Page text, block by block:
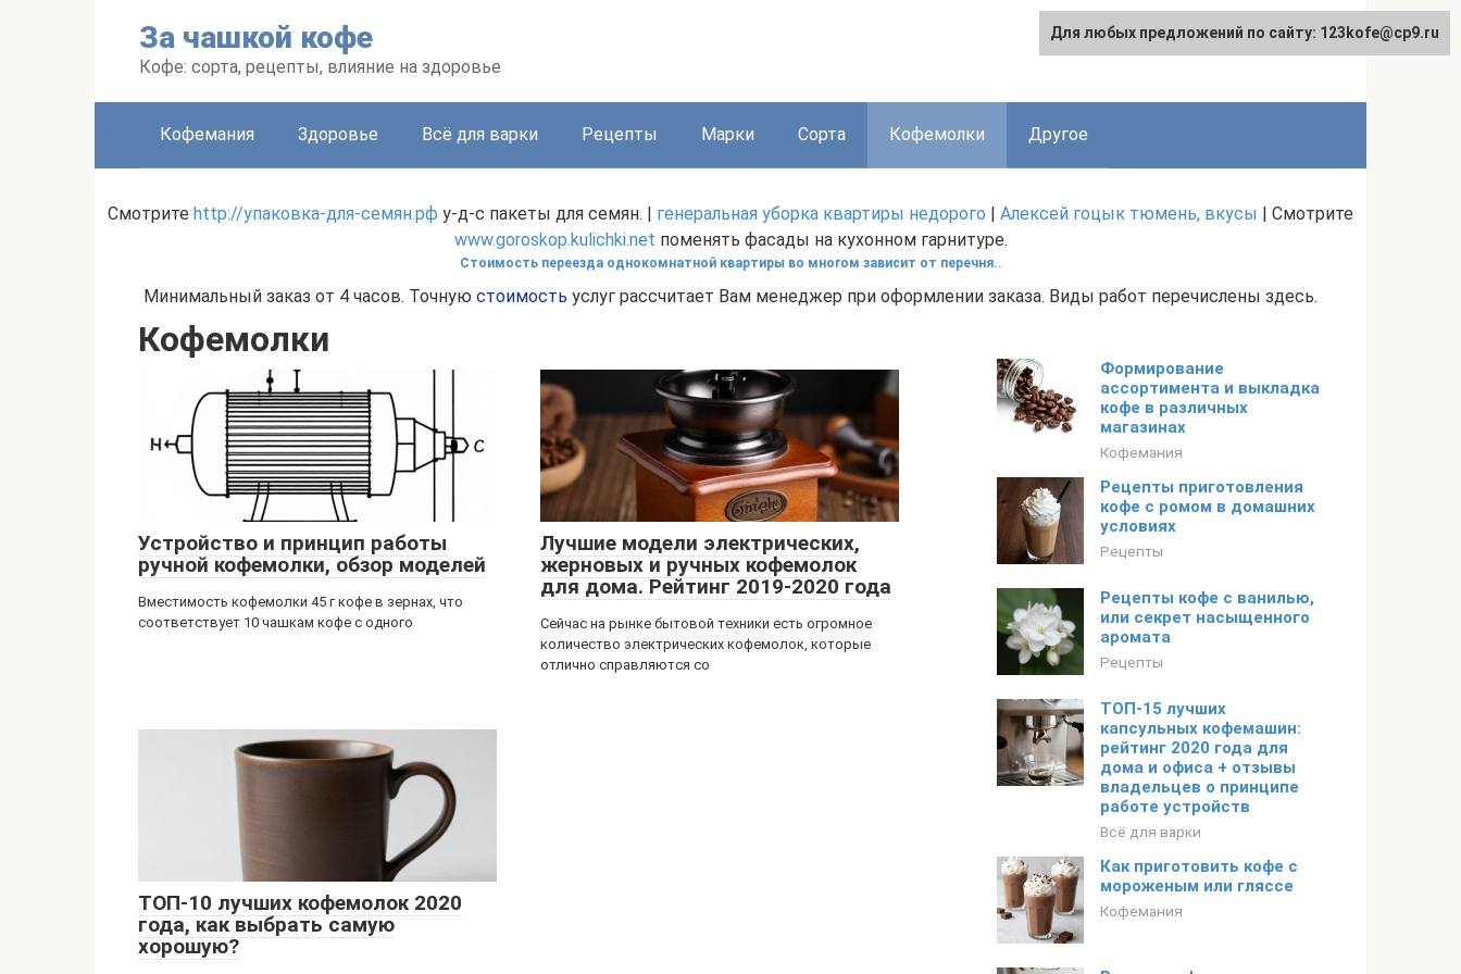
За чашкой кофе
Кофе: сорта, рецепты, влияние на здоровье
Кофемания Здоровье Всё для варки Рецепты Марки Сорта Кофемолки Другое
Смотрите http://упаковка-для-семян.рф у-д-с пакеты для семян. | генеральная уборка квартиры недорого | Алексей гоцык тюмень, вкусы | Смотрите
www.goroskop.kulichki.net поменять фасады на кухонном гарнитуре.
Стоимость переезда однокомнатной квартиры во многом зависит от перечня..
Минимальный заказ от 4 часов. Точную стоимость услуг рассчитает Вам менеджер при оформлении заказа. Виды работ перечислены здесь.
Кофемолки
Устройство и принцип работы
ручной кофемолки, обзор моделей
Вместимость кофемолки 45 г кофе в зернах, что
соответствует 10 чашкам кофе с одного
Лучшие модели электрических,
жерновых и ручных кофемолок
для дома. Рейтинг 2019-2020 года
Сейчас на рынке бытовой техники есть огромное
количество электрических кофемолок, которые
отлично справляются со
ТОП-10 лучших кофемолок 2020
года, как выбрать самую
хорошую?
Формирование
ассортимента и выкладка
кофе в различных
магазинах
Кофемания
Рецепты приготовления
кофе с ромом в домашних
условиях
Рецепты
Рецепты кофе с ванилью,
или секрет насыщенного
аромата
Рецепты
ТОП-15 лучших
капсульных кофемашин:
рейтинг 2020 года для
дома и офиса + отзывы
владельцев о принципе
работе устройств
Всё для варки
Как приготовить кофе с
мороженым или гляссе
Кофемания
Для любых предложений по сайту: 123kofe@cp9.ru